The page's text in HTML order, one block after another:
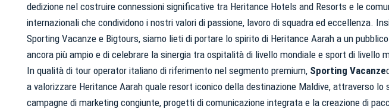
dedizione nel costruire connessioni significative tra Heritance Hotels and Resorts e le
internazionali che condividono i nostri valori di passione, lavoro di squadra ed eccellenza.
Sporting Vacanze e Bigtours, siamo lieti di portare lo spirito di Heritance Aarah a un
ancora più ampio e di celebrare la sinergia tra ospitalità di livello mondiale e sport di livello
In qualità di tour operator italiano di riferimento nel segmento premium, Sporting Vacanze
a valorizzare Heritance Aarah quale resort iconico della destinazione Maldive, attraverso lo
campagne di marketing congiunte, progetti di comunicazione integrata e la creazione di